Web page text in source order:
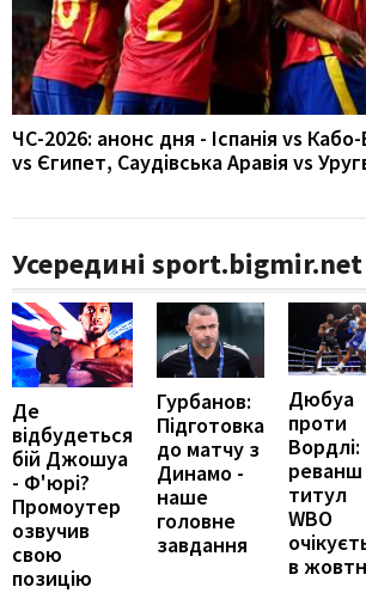
ЧС-2026: анонс дня - Іспанія vs
vs Єгипет, Саудівська Аравія vs
Усередині sport.bigmir.net
Де
відбудеться
бій Джошуа
- Ф'юрі?
Промоутер
озвучив
свою
позицію
Гурбанов:
Підготовка
до матчу з
Динамо -
наше
головне
завдання
Дюбуа
проти
Вордлі:
реванш
титул
WBO
в